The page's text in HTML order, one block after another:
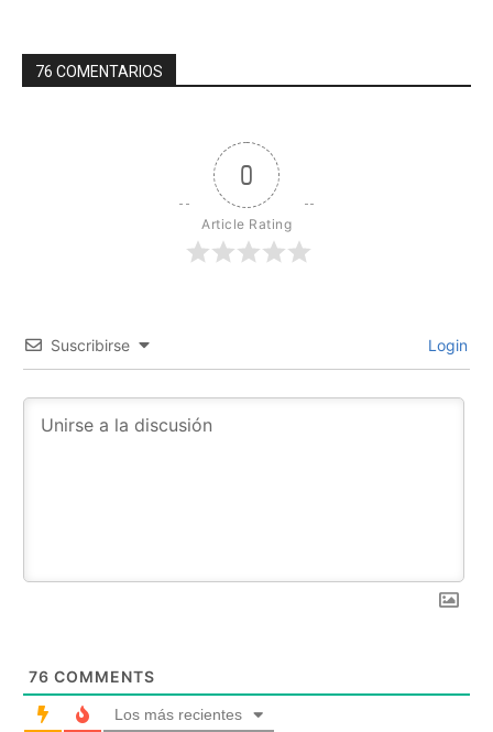
76 COMENTARIOS
0
Article Rating
Suscribirse Login
76 COMMENTS
Los más recientes